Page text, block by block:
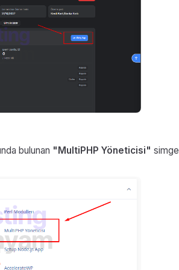
bulunan "MultiPHP Yöneticisi"